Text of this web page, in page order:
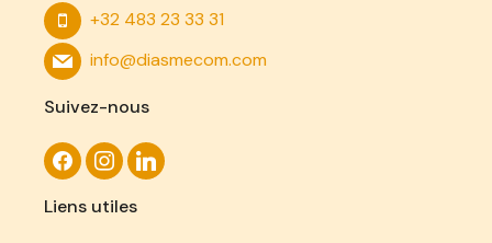
+32 483 23 33 31
info@diasmecom.com
Suivez-nous
Liens utiles